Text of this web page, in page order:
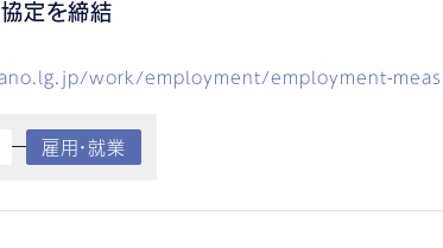
定を締結
work/employment/employment-
雇用・就業